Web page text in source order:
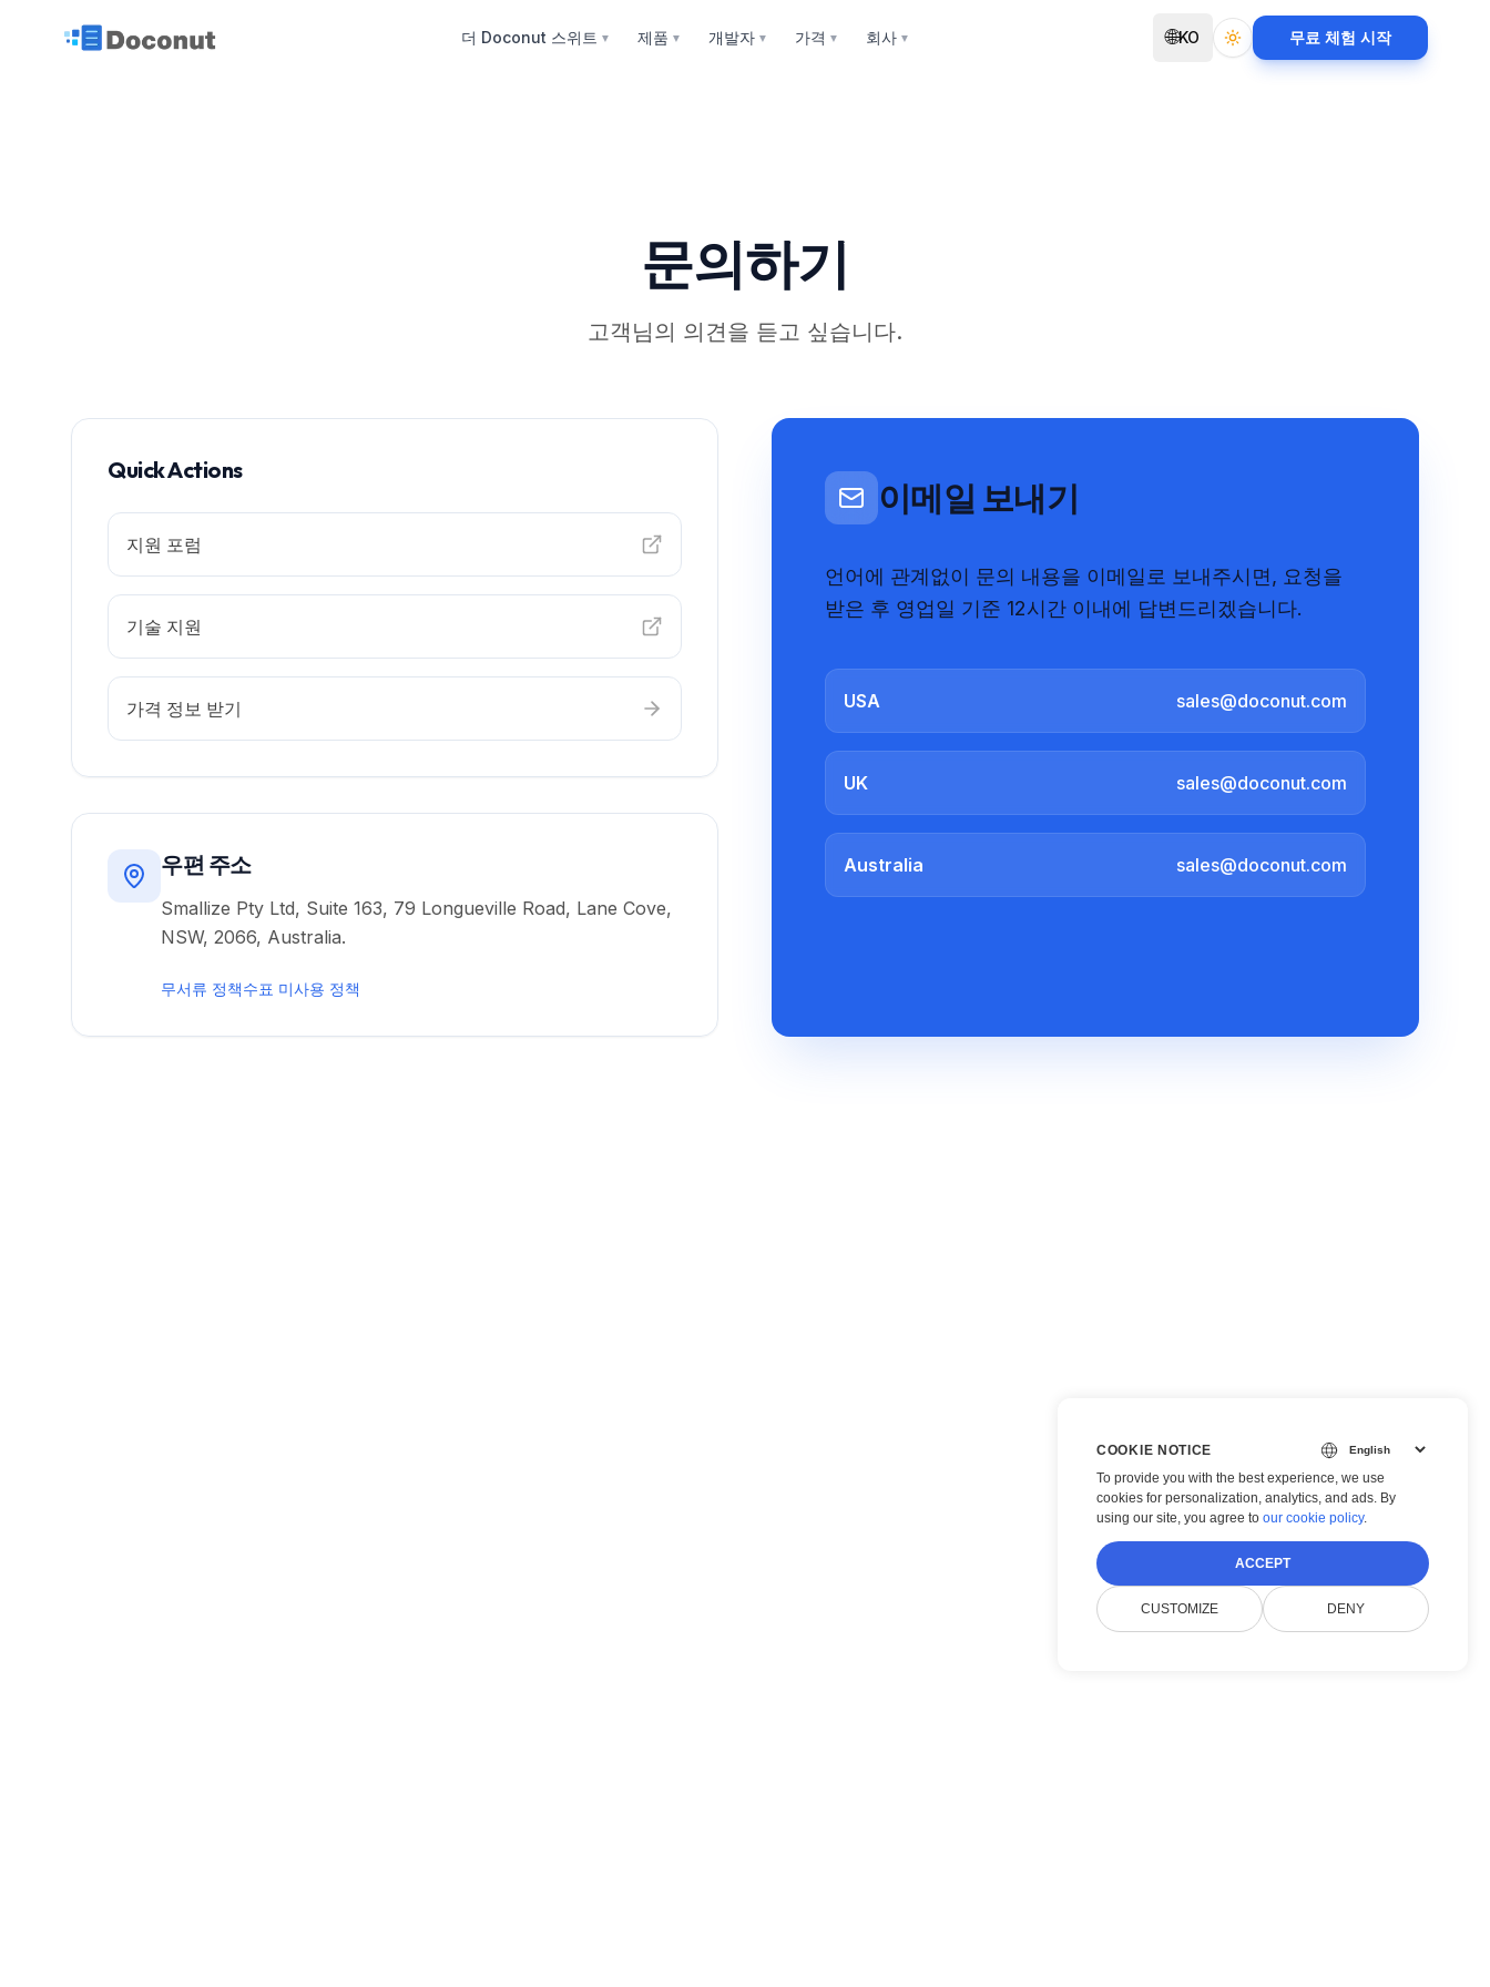
더 Doconut 스위트 ▼ 제품 ▼ 개발자 ▼ 가격 ▼ 회사 ▼ 🌐KO Toggle theme무료 체험 시작
문의하기
고객님의 의견을 듣고 싶습니다.
Quick Actions
지원 포럼
기술 지원
가격 정보 받기
우편 주소
Smallize Pty Ltd, Suite 163, 79 Longueville Road, Lane Cove,
NSW, 2066, Australia.
무서류 정책수표 미사용 정책
이메일 보내기
언어에 관계없이 문의 내용을 이메일로 보내주시면, 요청을
받은 후 영업일 기준 12시간 이내에 답변드리겠습니다.
USA sales@doconut.com
UK sales@doconut.com
Australia sales@doconut.com
COOKIE NOTICE
To provide you with the best experience, we use
cookies for personalization, analytics, and ads. By
using our site, you agree to our cookie policy.
ACCEPT
CUSTOMIZE DENY